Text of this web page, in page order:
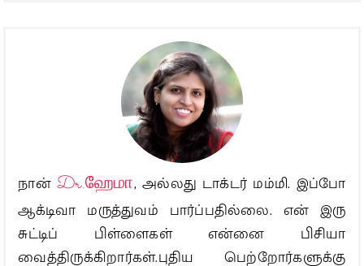
நான்Dr.ஹேமா, அல்லது டாக்டர் மம்மி. இப்போ
ஆக்டிவா மருத்துவம் பார்ப்பதில்லை. என் இரு
சுட்டிப் பிள்ளைகள் என்னை பிசியா
வைத்திருக்கிறார்கள்.புதிய பெற்றோர்களுக்கு